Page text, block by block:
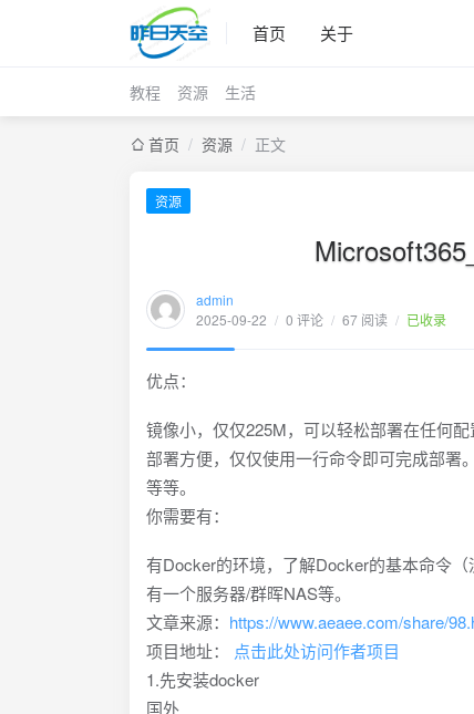
首页 关于
教程 资源 生活
首页 / 资源 / 正文
资源
admin
2025-09-22 / 0 评论 / 67 阅读 / 已收录
优点：
镜像小，仅仅225M，可以轻松部署在任何
部署方便，仅仅使用一行命令即可完成部署。
等等。
你需要有：
有Docker的环境，了解Docker的基本命令（
有一个服务器/群晖NAS等。
文章来源： https://www.aeaee.com/share/
项目地址： 点击此处访问作者项目
1.先安装docker
国外